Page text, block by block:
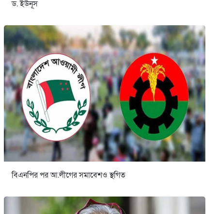
ড. ইউনূস
বিএনপির পর আ.লীগের সমাবেশও স্থগিত